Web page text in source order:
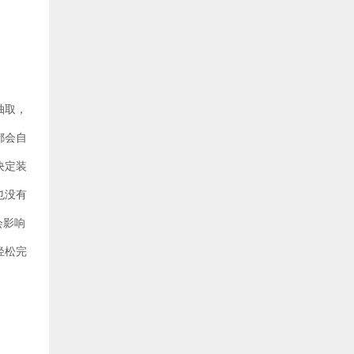
，
会自
定装
没有
影响
松完